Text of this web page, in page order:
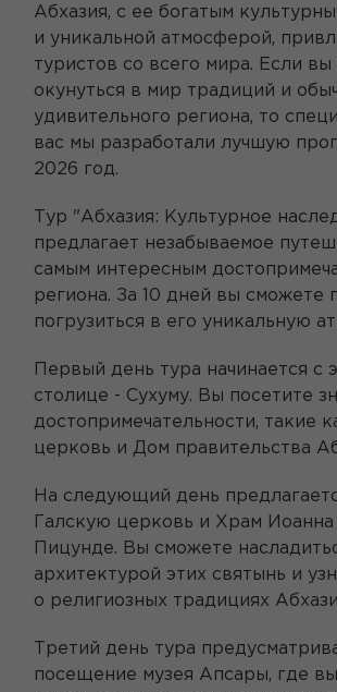
Абхазия, с ее богатым
и уникальной атмосферой,
туристов со всего мира. Если вы
окунуться в мир традиций и
удивительного региона, то
вас мы разработали лучшую
2026 год.
Тур "Абхазия: Культурное
предлагает незабываемое
самым интересным
региона. За 10 дней вы сможете
погрузиться в его уникальную
Первый день тура начинается с
столице - Сухуму. Вы посетите
достопримечательности, такие
церковь и Дом правительства
На следующий день
Галскую церковь и Храм
Пицунде. Вы сможете
архитектурой этих святынь и
о религиозных традициях
Третий день тура
посещение музея Апсары, где